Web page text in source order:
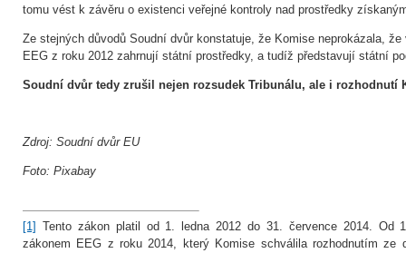
tomu vést k závěru o existenci veřejné kontroly nad prostředky
Ze stejných důvodů Soudní dvůr konstatuje, že Komise neprokázala,
EEG z roku 2012 zahrnují státní prostředky, a tudíž představují státní
Soudní dvůr tedy zrušil nejen rozsudek Tribunálu, ale i rozhodnutí
Zdroj: Soudní dvůr EU
Foto: Pixabay
[1] Tento zákon platil od 1. ledna 2012 do 31. července 2014. Od
zákonem EEG z roku 2014, který Komise schválila rozhodnutím ze